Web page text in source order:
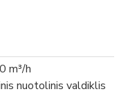
m³/h
nuotolinis valdiklis